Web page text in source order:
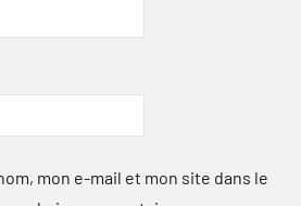
mon e-mail et mon site dans le